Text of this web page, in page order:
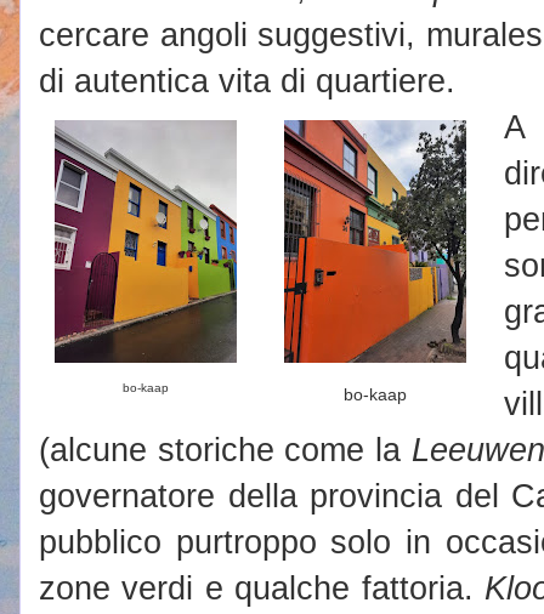
cercare angoli suggestivi,
di autentica vita di quartiere.
bo-kaap bo-kaap
A
(alcune storiche come la
governatore della provincia del
pubblico purtroppo solo in
zone verdi e qualche fattoria.